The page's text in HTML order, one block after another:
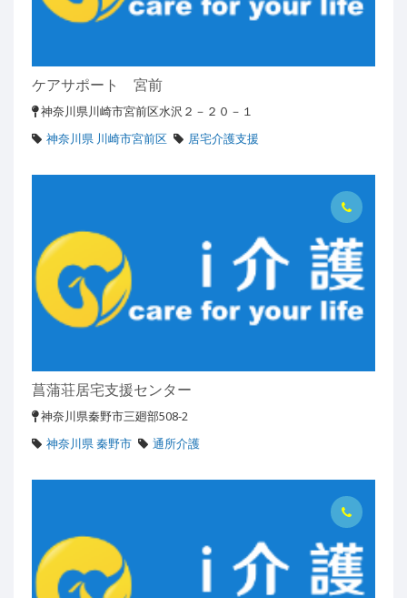
ケアサポート 宮前
神奈川県川崎市宮前区水沢２－２０－１
神奈川県 川崎市宮前区
居宅介護支援
菖蒲荘居宅支援センター
神奈川県秦野市三廻部508-2
神奈川県 秦野市
通所介護